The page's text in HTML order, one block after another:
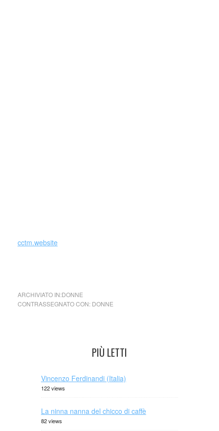
cctm.website
ARCHIVIATO IN:DONNE
CONTRASSEGNATO CON: DONNE
PIÙ LETTI
Vincenzo Ferdinandi (Italia)
122 views
La ninna nanna del chicco di caffè
82 views